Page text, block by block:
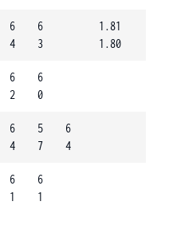
6
4
6
3
1.81
1.80
6
2
6
0
6
4
5
7
6
4
6
1
6
1